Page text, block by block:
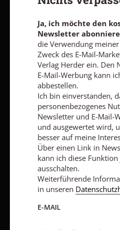
AGB und Widerrufsbelehrung
Vertrag widerrufen
Nach
Ja, ich möchte den
Newsletter
die Verwendung
Zweck des E-Mail-
Verlag Herder ein. Den
E-Mail-Werbung kann
abbestellen.
Ich bin einverstanden,
personenbezogenes
Newsletter und E-Mail-
und ausgewertet wird,
besser auf meine
Über einen Link in
kann ich diese
ausschalten.
Weiterführende
in unseren
E-MAIL